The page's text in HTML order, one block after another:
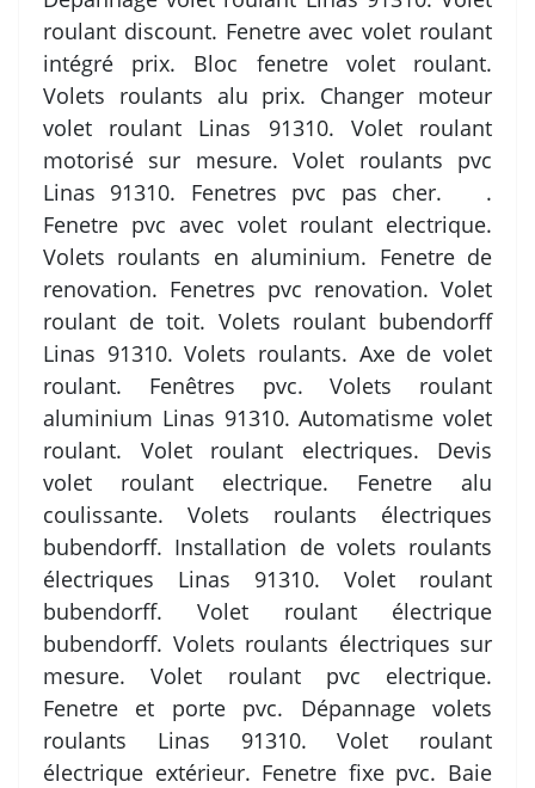
roulant discount. Fenetre avec volet roulant
intégré prix. Bloc fenetre volet roulant.
Volets roulants alu prix. Changer moteur
volet roulant Linas 91310. Volet roulant
motorisé sur mesure. Volet roulants pvc
Linas 91310. Fenetres pvc pas cher. .
Fenetre pvc avec volet roulant electrique.
Volets roulants en aluminium. Fenetre de
renovation. Fenetres pvc renovation. Volet
roulant de toit. Volets roulant bubendorff
Linas 91310. Volets roulants. Axe de volet
roulant. Fenêtres pvc. Volets roulant
aluminium Linas 91310. Automatisme volet
roulant. Volet roulant electriques. Devis
volet roulant electrique. Fenetre alu
coulissante. Volets roulants électriques
bubendorff. Installation de volets roulants
électriques Linas 91310. Volet roulant
bubendorff. Volet roulant électrique
bubendorff. Volets roulants électriques sur
mesure. Volet roulant pvc electrique.
Fenetre et porte pvc. Dépannage volets
roulants Linas 91310. Volet roulant
électrique extérieur. Fenetre fixe pvc. Baie